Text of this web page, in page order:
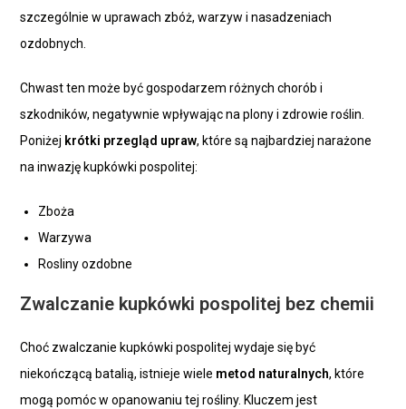
szczególnie w uprawach zbóż, warzyw i nasadzeniach
ozdobnych.
Chwast ten może być gospodarzem różnych chorób i
szkodników, negatywnie wpływając na plony i zdrowie roślin.
Poniżej krótki przegląd upraw, które są najbardziej narażone
na inwazję kupkówki pospolitej:
Zboża
Warzywa
Rosliny ozdobne
Zwalczanie kupkówki pospolitej bez chemii
Choć zwalczanie kupkówki pospolitej wydaje się być
niekończącą batalią, istnieje wiele metod naturalnych, które
mogą pomóc w opanowaniu tej rośliny. Kluczem jest